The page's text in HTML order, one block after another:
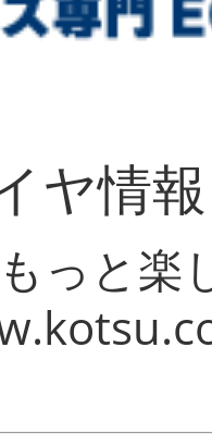
ヤ情
っと楽